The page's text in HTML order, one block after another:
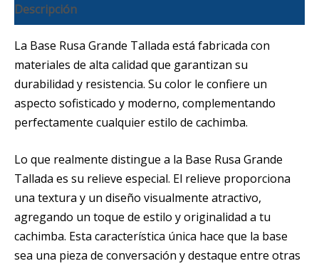
Descripción
La Base Rusa Grande Tallada está fabricada con
materiales de alta calidad que garantizan su
durabilidad y resistencia. Su color le confiere un
aspecto sofisticado y moderno, complementando
perfectamente cualquier estilo de cachimba.
Lo que realmente distingue a la Base Rusa Grande
Tallada es su relieve especial. El relieve proporciona
una textura y un diseño visualmente atractivo,
agregando un toque de estilo y originalidad a tu
cachimba. Esta característica única hace que la base
sea una pieza de conversación y destaque entre otras